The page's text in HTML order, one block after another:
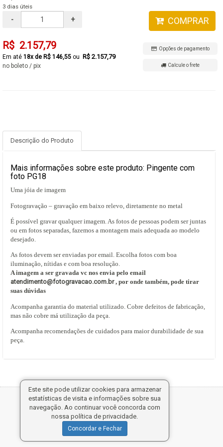
3 dias úteis
- + COMPRAR
R$ 2.157,79
18x de R$ 146,55 R$ 2.157,79
no boleto / pix
Opções de pagamento
Calcule o frete
Descrição do Produto
Mais informações sobre este produto: Pingente com
foto PG18
Uma jóia de imagem
Fotogravação – gravação em baixo relevo, diretamente no metal
É possível gravar qualquer imagem. As fotos de pessoas podem ser juntas
ou em fotos separadas, fazemos a montagem mais adequada ao modelo
desejado.
As fotos devem ser enviadas por email. Escolha fotos com boa
iluminação, nítidas e com boa resolução.
A imagem a ser gravada vc nos envia pelo email
atendimento@fotogravacao.com.br, por onde também, pode tirar
suas dúvidas
Acompanha garantia do material utilizado. Cobre defeitos de fabricação,
mas não cobre má utilização da peça.
Acompanha recomendações de cuidados para maior durabilidade de sua
peça.
Tecnologia:
Este site pode utilizar cookies para armazenar
estatísticas de visita e informações sobre sua
navegação. Ao continuar você concorda com
nossa política de privacidade.
Concordar e Fechar